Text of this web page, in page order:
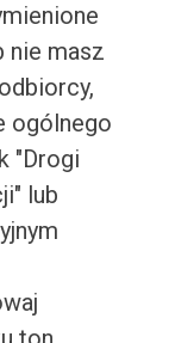
nie masz
ogólnego
"Drogi
lub